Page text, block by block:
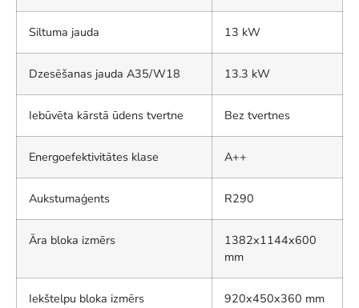
Siltuma jauda 13 kW
Dzesēšanas jauda A35/W18 13.3 kW
Iebūvēta kārstā ūdens tvertne Bez tvertnes
Energoefektivitātes klase A++
Aukstumaģents R290
Āra bloka izmērs
1382x1144x600
mm
Iekštelpu bloka izmērs 920x450x360 mm